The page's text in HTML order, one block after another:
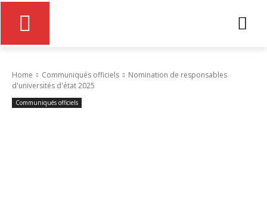
Home Communiqués officiels
Nomination de responsables
d'universités d'état 2025
Communiqués officiels